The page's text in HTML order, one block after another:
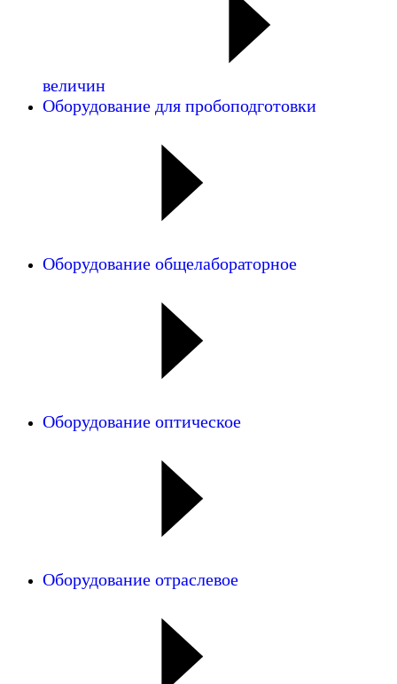
величин
Оборудование для пробоподготовки
Оборудование общелабораторное
Оборудование оптическое
Оборудование отраслевое